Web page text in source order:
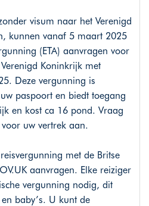
visum naar het Verenigd
kunnen vanaf 5 maart 2025
(ETA) aanvragen voor
Koninkrijk met
Deze vergunning is
paspoort en biedt toegang
en kost ca 16 pond. Vraag
uw vertrek aan.
met de Britse
aanvragen. Elke reiziger
vergunning nodig, dit
baby’s. U kunt de